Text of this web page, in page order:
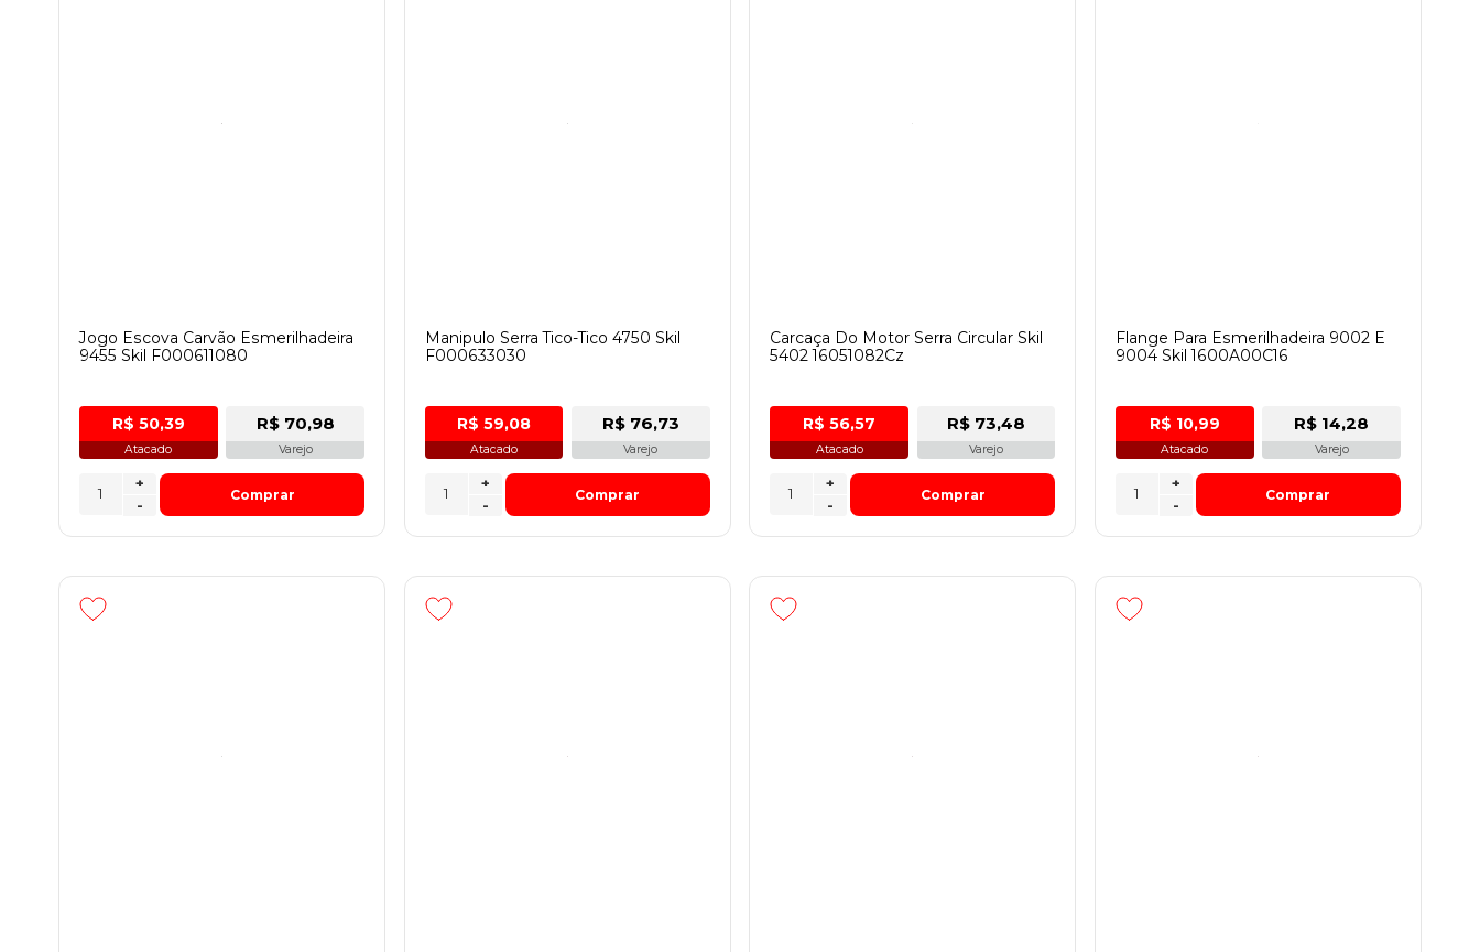
Jogo Escova Carvão Esmerilhadeira
9455 Skil F000611080
R$ 50,39
Atacado
R$ 70,98
Varejo
-
+
Comprar
Manipulo Serra Tico-Tico 4750 Skil
F000633030
R$ 59,08
Atacado
R$ 76,73
Varejo
-
+
Comprar
Carcaça Do Motor Serra Circular Skil
5402 16051082Cz
R$ 56,57
Atacado
R$ 73,48
Varejo
-
+
Comprar
Flange Para Esmerilhadeira 9002 E
9004 Skil 1600A00C16
R$ 10,99
Atacado
R$ 14,28
Varejo
-
+
Comprar